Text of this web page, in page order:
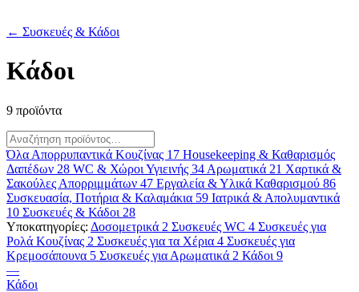
← Συσκευές & Κάδοι
Κάδοι
9 προϊόντα
Όλα Απορρυπαντικά Κουζίνας 17 Housekeeping & Καθαρισμός
Δαπέδων 28 WC & Χώροι Υγιεινής 34 Αρωματικά 21 Χαρτικά &
Σακούλες Απορριμμάτων 47 Εργαλεία & Υλικά Καθαρισμού 86
Συσκευασία, Ποτήρια & Καλαμάκια 59 Ιατρικά & Απολυμαντικά
10 Συσκευές & Κάδοι 28
Υποκατηγορίες: Δοσομετρικά 2 Συσκευές WC 4 Συσκευές για
Ρολά Κουζίνας 2 Συσκευές για τα Χέρια 4 Συσκευές για
Κρεμοσάπουνα 5 Συσκευές για Αρωματικά 2 Κάδοι 9
—
Κάδοι